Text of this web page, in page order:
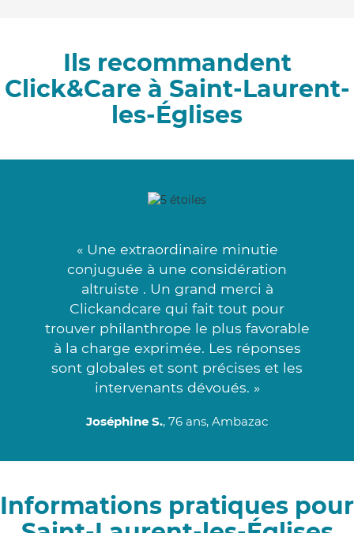
Ils recommandent
Click&Care à Saint-Laurent-
les-Églises
« Une extraordinaire minutie
conjuguée à une considération
altruiste . Un grand merci à
Clickandcare qui fait tout pour
trouver philanthrope le plus favorable
à la charge exprimée. Les réponses
sont globales et sont précises et les
intervenants dévoués. »
Joséphine S., 76 ans, Ambazac
Informations pratiques pour